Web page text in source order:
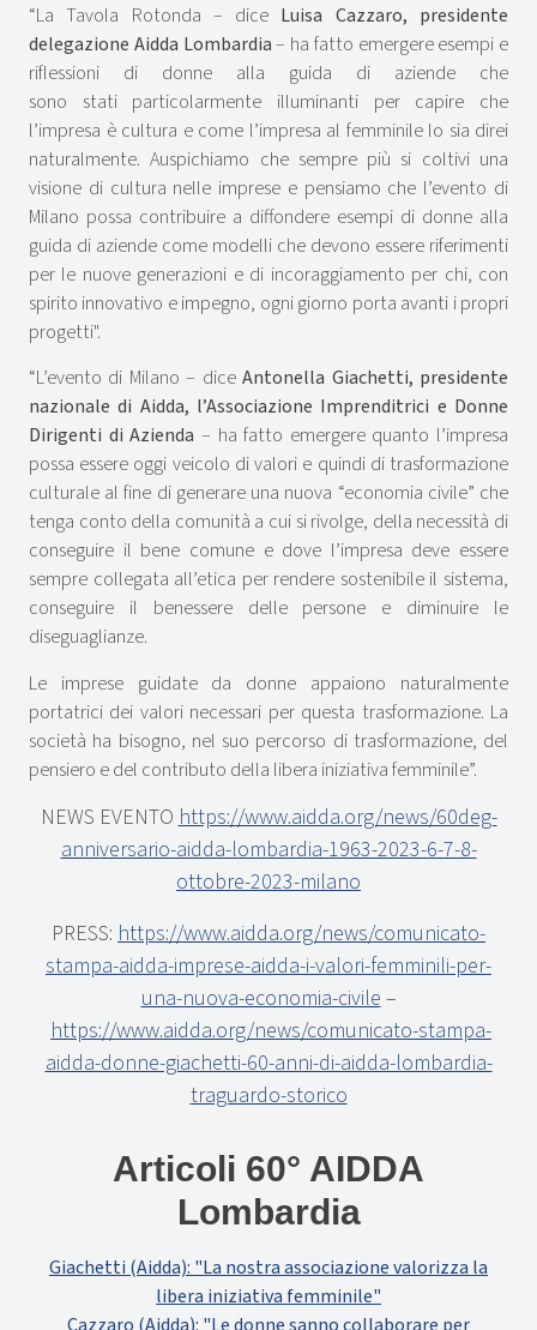
“La Tavola Rotonda – dice Luisa Cazzaro, presidente
delegazione Aidda Lombardia– ha fatto emergere esempi e
riflessioni di donne alla guida di aziende che
sono stati particolarmente illuminanti per capire che
l’impresa è cultura e come l’impresa al femminile lo sia direi
naturalmente. Auspichiamo che sempre più si coltivi una
visione di cultura nelle imprese e pensiamo che l’evento di
Milano possa contribuire a diffondere esempi di donne alla
guida di aziende come modelli che devono essere riferimenti
per le nuove generazioni e di incoraggiamento per chi, con
spirito innovativo e impegno, ogni giorno porta avanti i propri
progetti".
“L’evento di Milano – diceAntonella Giachetti, presidente
nazionale di Aidda, l’Associazione Imprenditrici e Donne
Dirigenti di Azienda – ha fatto emergere quanto l’impresa
possa essere oggi veicolo di valori e quindi di trasformazione
culturale al fine di generare una nuova “economia civile” che
tenga conto della comunità a cui si rivolge, della necessità di
conseguire il bene comune e dove l’impresa deve essere
sempre collegata all’etica per rendere sostenibile il sistema,
conseguire il benessere delle persone e diminuire le
diseguaglianze.
Le imprese guidate da donne appaiono naturalmente
portatrici dei valori necessari per questa trasformazione. La
società ha bisogno, nel suo percorso di trasformazione, del
pensiero e del contributo della libera iniziativa femminile”.
NEWS EVENTO https://www.aidda.org/news/60deg-
anniversario-aidda-lombardia-1963-2023-6-7-8-
ottobre-2023-milano
PRESS: https://www.aidda.org/news/comunicato-
stampa-aidda-imprese-aidda-i-valori-femminili-per-
una-nuova-economia-civile –
https://www.aidda.org/news/comunicato-stampa-
aidda-donne-giachetti-60-anni-di-aidda-lombardia-
traguardo-storico
Articoli 60° AIDDA
Lombardia
Giachetti (Aidda): "La nostra associazione valorizza la
libera iniziativa femminile"